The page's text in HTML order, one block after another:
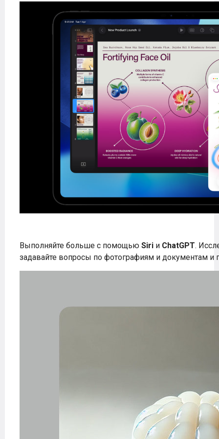
Выполняйте больше с помощью Siri и ChatGPT.
задавайте вопросы по фотографиям и документам